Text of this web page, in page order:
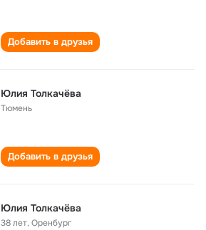
Добавить в друзья
Юлия Толкачёва
Тюмень
Добавить в друзья
Юлия Толкачёва
38 лет,Оренбург